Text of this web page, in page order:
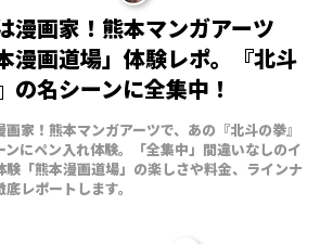
漫画家！熊本マンガアーツ
漫画道場」体験レポ。『北斗
の名シーンに全集中！
画家！熊本マンガアーツで、あの『北斗の拳』
ンにペン入れ体験。「全集中」間違いなしのイ
験「熊本漫画道場」の楽しさや料金、ラインナ
底レポートします。